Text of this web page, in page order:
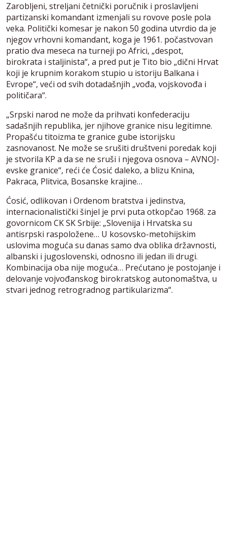
Zarobljeni, streljani četnički poručnik i proslavljeni
partizanski komandant izmenjali su rovove posle pola
veka. Politički komesar je nakon 50 godina utvrdio da je
njegov vrhovni komandant, koga je 1961. počastvovan
pratio dva meseca na turneji po Africi, „despot,
birokrata i staljinista“, a pred put je Tito bio „dični Hrvat
koji je krupnim korakom stupio u istoriju Balkana i
Evrope“, veći od svih dotadašnjih „vođa, vojskovođa i
političara“.
„Srpski narod ne može da prihvati konfederaciju
sadašnjih republika, jer njihove granice nisu legitimne.
Propašću titoizma te granice gube istorijsku
zasnovanost. Ne može se srušiti društveni poredak koji
je stvorila KP a da se ne sruši i njegova osnova – AVNOJ-
evske granice“, reći će Ćosić daleko, a blizu Knina,
Pakraca, Plitvica, Bosanske krajine…
Ćosić, odlikovan i Ordenom bratstva i jedinstva,
internacionalistički šinjel je prvi puta otkopčao 1968. za
govornicom CK SK Srbije: „Slovenija i Hrvatska su
antisrpski raspoložene… U kosovsko-metohijskim
uslovima moguća su danas samo dva oblika državnosti,
albanski i jugoslovenski, odnosno ili jedan ili drugi.
Kombinacija oba nije moguća… Prećutano je postojanje i
delovanje vojvođanskog birokratskog autonomaštva, u
stvari jednog retrogradnog partikularizma“.